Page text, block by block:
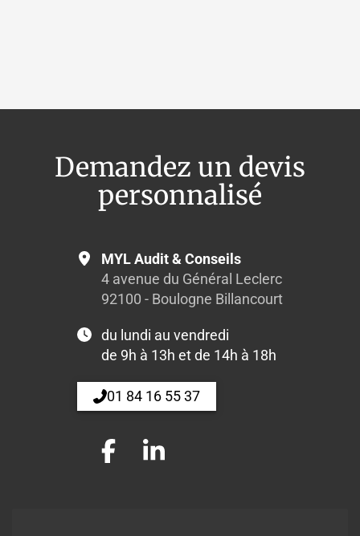
Demandez un devis
personnalisé
MYL Audit & Conseils
4 avenue du Général Leclerc
92100 - Boulogne Billancourt
du lundi au vendredi
de 9h à 13h et de 14h à 18h
01 84 16 55 37